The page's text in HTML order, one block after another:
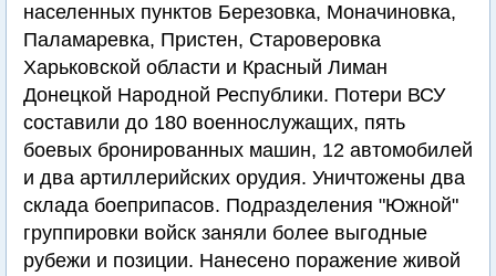
населенных пунктов Березовка, Моначиновка,
Паламаревка, Пристен, Староверовка
Харьковской области и Красный Лиман
Донецкой Народной Республики. Потери ВСУ
составили до 180 военнослужащих, пять
боевых бронированных машин, 12 автомобилей
и два артиллерийских орудия. Уничтожены два
склада боеприпасов. Подразделения "Южной"
группировки войск заняли более выгодные
рубежи и позиции. Нанесено поражение живой